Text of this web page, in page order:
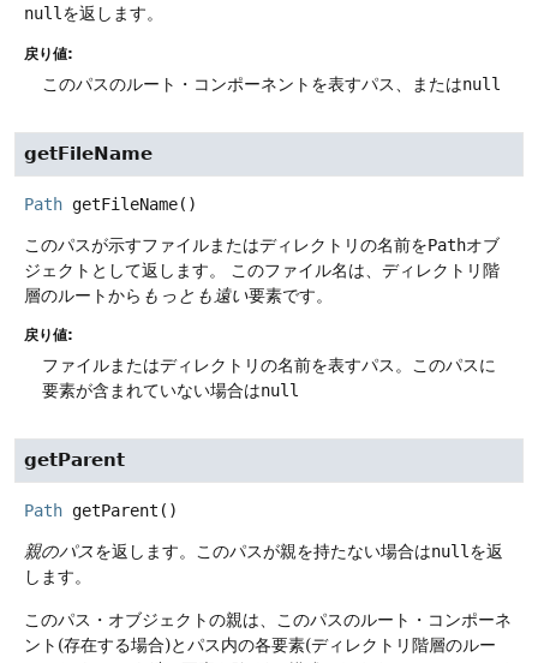
nullを返します。
戻り値:
このパスのルート・コンポーネントを表すパス、またはnull
getFileName
Path getFileName()
このパスが示すファイルまたはディレクトリの名前をPathオブ
ジェクトとして返します。
このファイル名は、ディレクトリ階
層のルートから もっとも遠い要素です。
戻り値:
ファイルまたはディレクトリの名前を表すパス。このパスに
要素が含まれていない場合はnull
getParent
Path getParent ()
親のパスを返します。このパスが親を持たない場合はnull を返
します。
このパス・オブジェクトの親は、このパスのルート・コンポーネ
ント(存在する場合)とパス内の各要素(ディレクトリ階層のルー